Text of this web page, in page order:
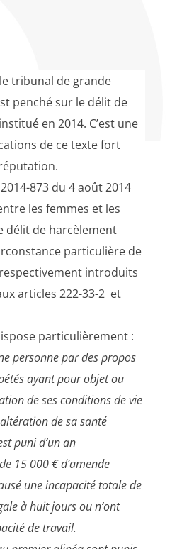
tribunal de grande
penché sur le délit de
en 2014. C’est une
de ce texte fort
873 du 4 août 2014
les femmes et les
délit de harcèlement
particulière de
introduits
articles 222-33-2 et
particulièrement :
personne par des propos
ayant pour objet ou
de ses conditions de vie
de sa santé
puni d’un an
15 000 € d’amende
une incapacité totale de
à huit jours ou n’ont
de travail.